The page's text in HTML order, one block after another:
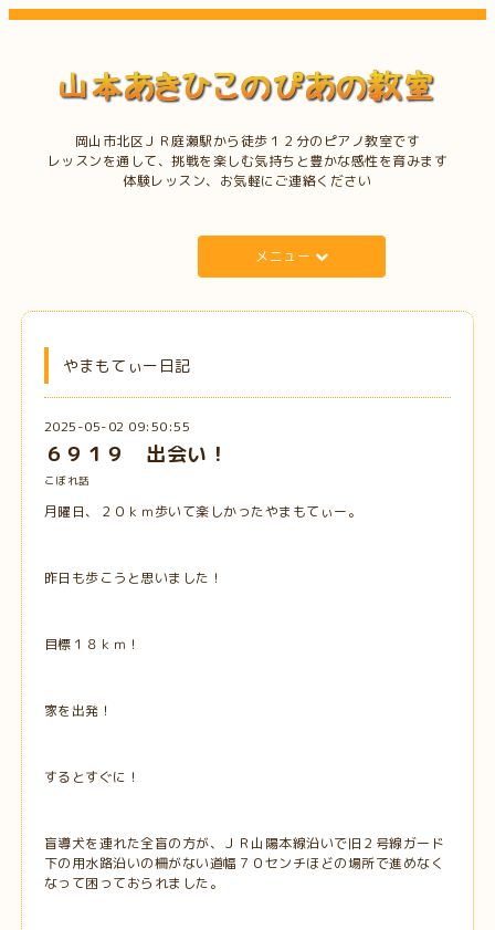
岡山市北区ＪＲ庭瀬駅から徒歩１２分のピアノ教室です
レッスンを通して、挑戦を楽しむ気持ちと豊かな感性を育みます
体験レッスン、お気軽にご連絡ください
メニュー
やまもてぃー日記
2025-05-02 09:50:55
６９１９ 出会い！
こぼれ話
月曜日、２０ｋｍ歩いて楽しかったやまもてぃー。
昨日も歩こうと思いました！
目標１８ｋｍ！
家を出発！
するとすぐに！
盲導犬を連れた全盲の方が、ＪＲ山陽本線沿いで旧２号線ガード
下の用水路沿いの柵がない道幅７０センチほどの場所で進めなく
なって困っておられました。